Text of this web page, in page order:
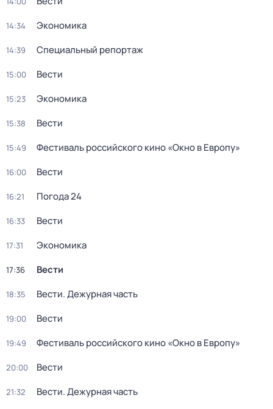
14:34 Экономика
14:39 Специальный репортаж
15:00 Вести
15:23 Экономика
15:38 Вести
15:49 Фестиваль российского кино «Окно в Европу»
16:00 Вести
16:21 Погода 24
16:33 Вести
17:31 Экономика
17:36 Вести
18:35 Вести. Дежурная часть
19:00 Вести
19:49 Фестиваль российского кино «Окно в Европу»
20:00 Вести
21:32 Вести. Дежурная часть